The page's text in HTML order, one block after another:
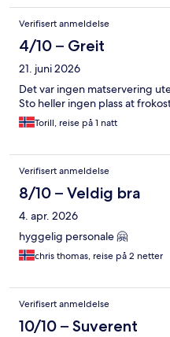
Verifisert anmeldelse
4/10 – Greit
21. juni 2026
Det var ingen matservering
Sto heller ingen plass at
Torill, reise på 1 natt
Verifisert anmeldelse
8/10 – Veldig bra
4. apr. 2026
hyggelig personale 🤗
chris thomas, reise på 2 netter
Verifisert anmeldelse
10/10 – Suverent